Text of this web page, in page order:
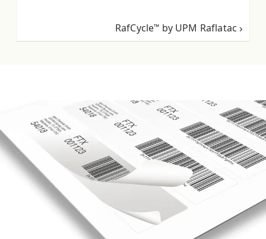
RafCycle™ by UPM Raflatac